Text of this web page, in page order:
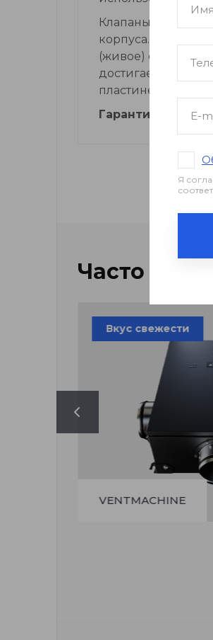
Клапаны
корпуса. За счет
(живое) сечение в
достигается за
пластине.
Гарантия — 1 год.
Часто ищут
Вкус свежести
VENTMACHINE
Я